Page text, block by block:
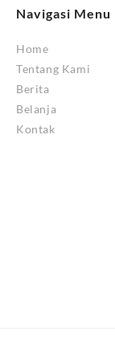
Navigasi Menu
Home
Tentang Kami
Berita
Belanja
Kontak